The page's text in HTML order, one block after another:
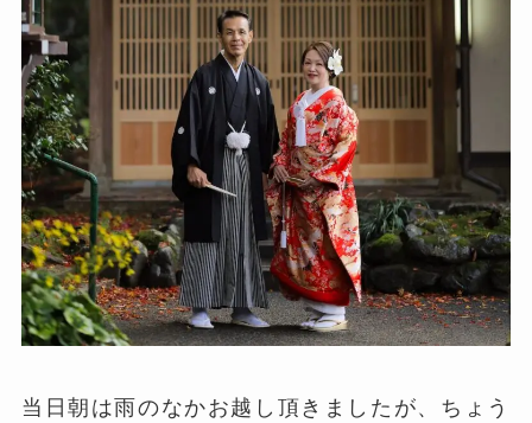
当日朝は雨のなかお越し頂きましたが、ちょう